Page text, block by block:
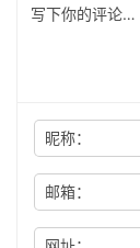
昵称：
邮箱：